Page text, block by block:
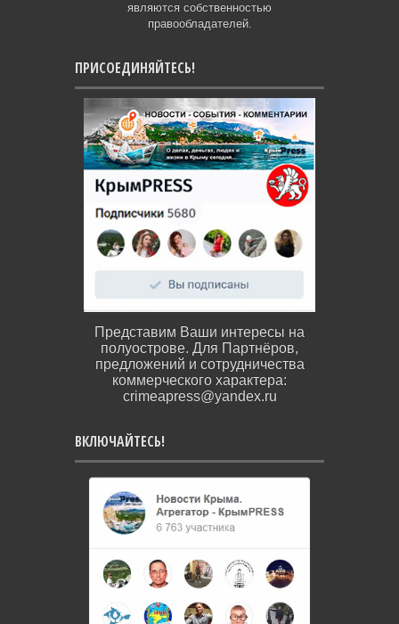
являются собственностью
правообладателей.
ПРИСОЕДИНЯЙТЕСЬ!
Представим Ваши интересы на
полуострове. Для Партнёров,
предложений и сотрудничества
коммерческого характера:
crimeapress@yandex.ru
ВКЛЮЧАЙТЕСЬ!